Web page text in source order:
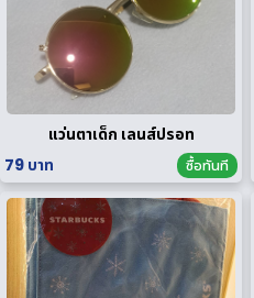
แว่นตาเด็ก เลนส์ปรอท
79 บาท
ซื้อทันที